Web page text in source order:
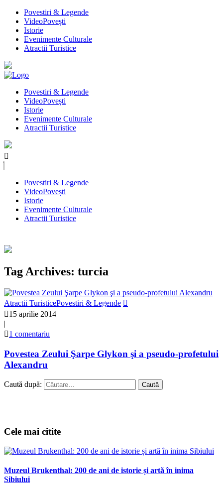
Povestiri & Legende
VideoPovești
Istorie
Evenimente Culturale
Atractii Turistice
Povestiri & Legende
VideoPovești
Istorie
Evenimente Culturale
Atractii Turistice
Povestiri & Legende
VideoPovești
Istorie
Evenimente Culturale
Atractii Turistice
Tag Archives: turcia
Atractii TuristicePovestiri & Legende
15 aprilie 2014
|
1 comentariu
Povestea Zeului Şarpe Glykon şi a pseudo-profetului
Alexandru
Caută după:
Cele mai citite
Muzeul Brukenthal: 200 de ani de istorie și artă în inima
Sibiului